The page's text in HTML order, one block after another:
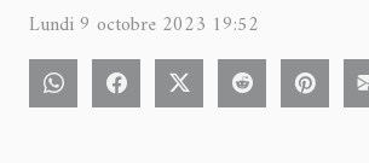
Lundi 9 octobre 2023 19:52